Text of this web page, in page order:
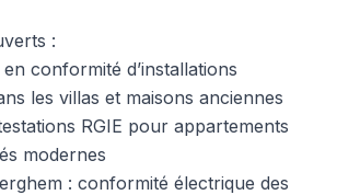
:
conformité d’installations
les villas et maisons anciennes
RGIE pour appartements
modernes
: conformité électrique des